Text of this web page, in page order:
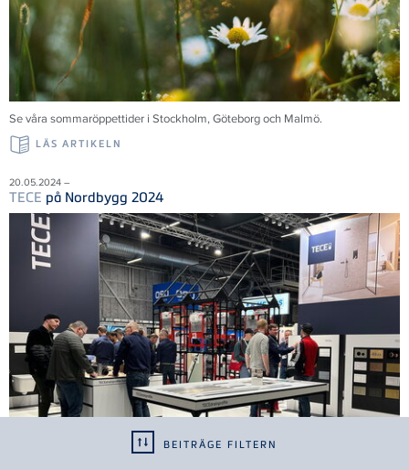
BEITRÄGE FILTERN
Se våra sommaröppettider i Stockholm, Göteborg och Malmö.
LÄS ARTIKELN
20.05.2024 –
TECE på Nordbygg 2024